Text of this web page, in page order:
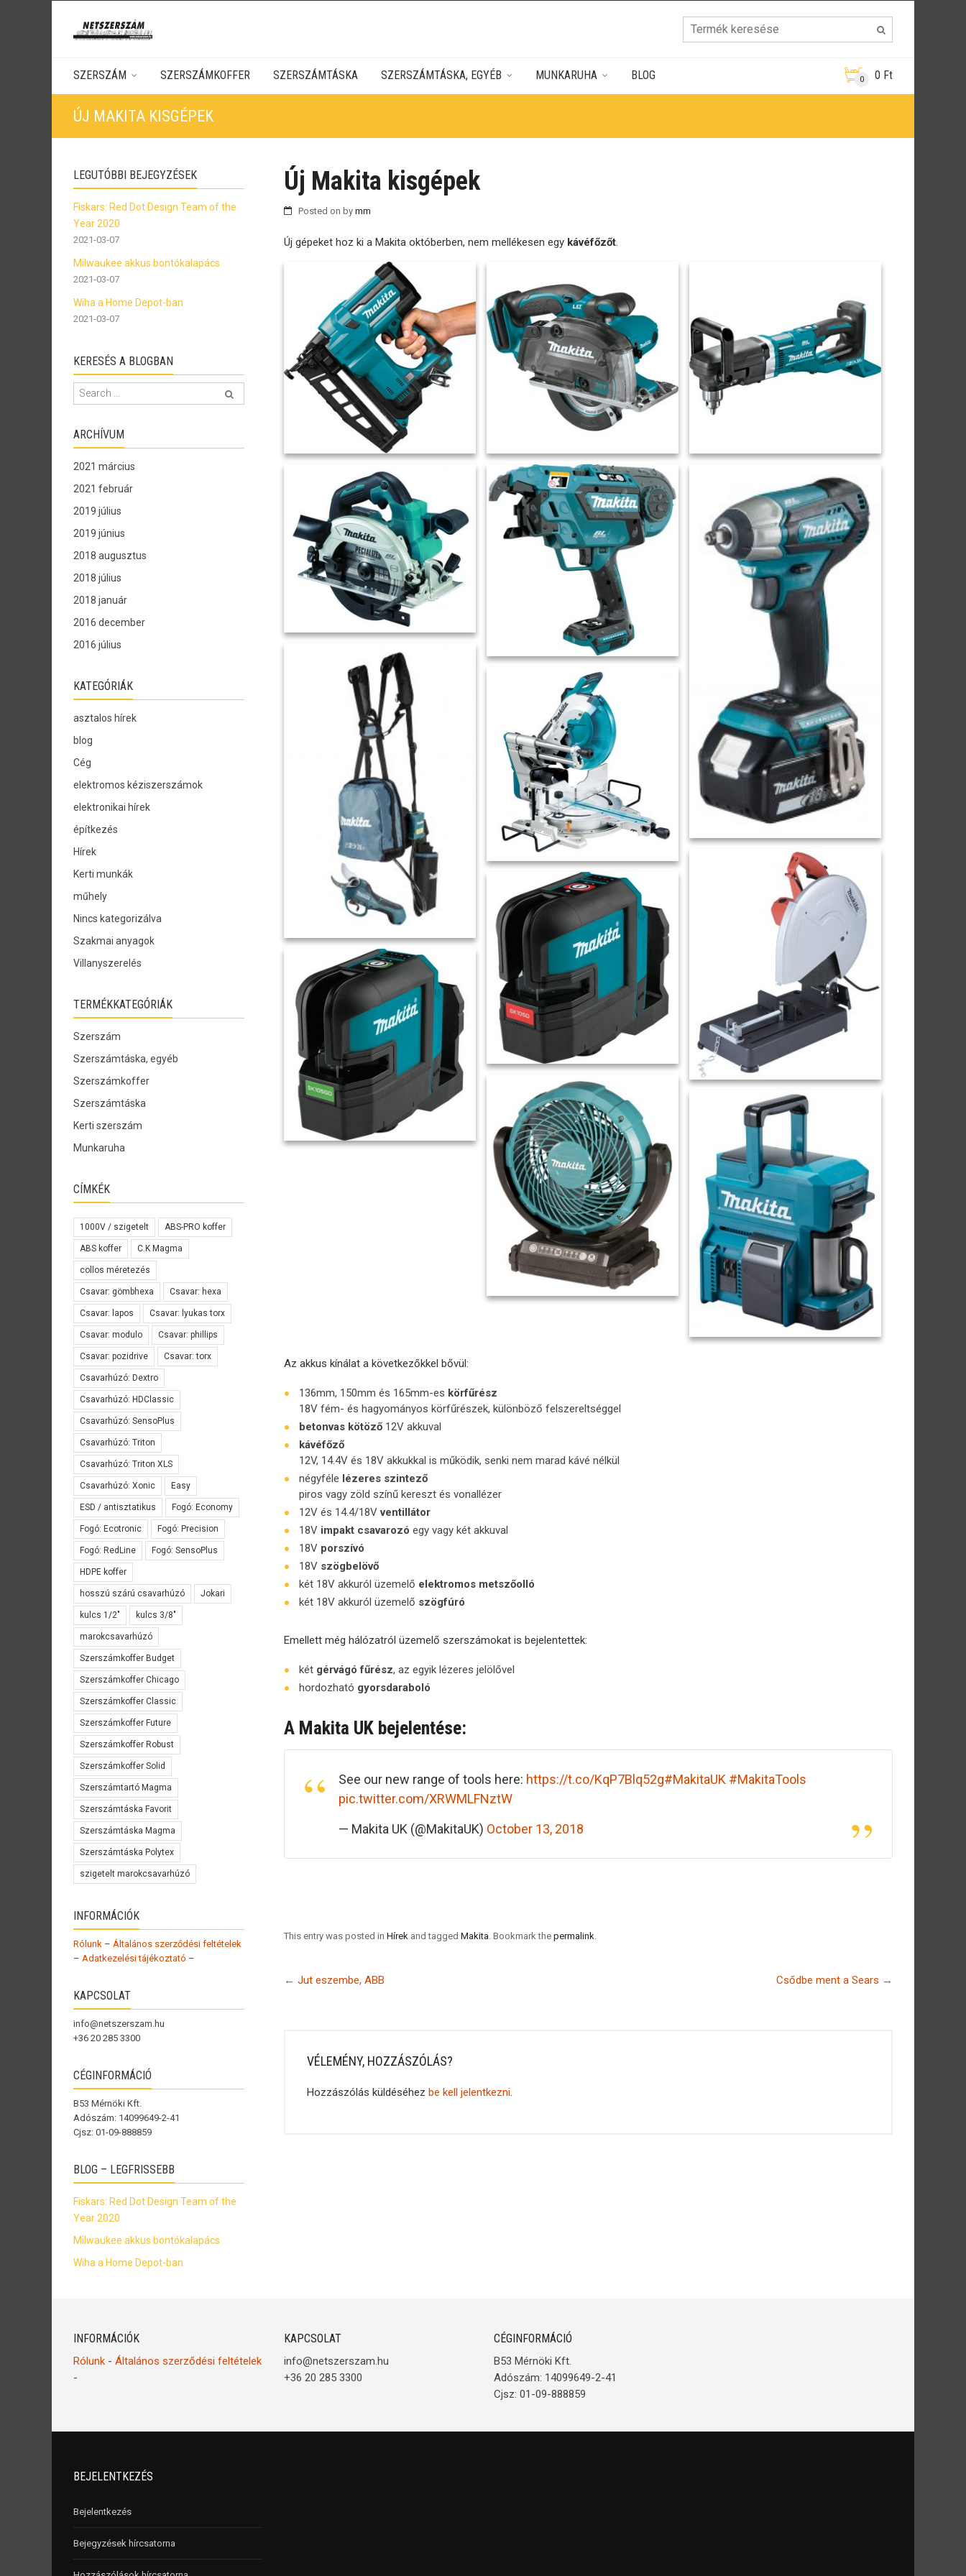
SZERSZÁM SZERSZÁMKOFFER SZERSZÁMTÁSKA SZERSZÁMTÁSKA, EGYÉB MUNKARUHA BLOG 0 0 Ft
ÚJ MAKITA KISGÉPEK
Új Makita kisgépek
Posted on by mm
Új gépeket hoz ki a Makita októberben, nem mellékesen egy kávéfőzőt.
Az akkus kínálat a következőkkel bővül:
136mm, 150mm és 165mm-es körfűrész
18V fém- és hagyományos körfűrészek, különböző felszereltséggel
betonvas kötöző12V akkuval
kávéfőző
12V, 14.4V és 18V akkukkal is működik, senki nem marad kávé nélkül
négyféle lézeres szintező
piros vagy zöld színű kereszt és vonallézer
12V és 14.4/18Vventillátor
18V impakt csavarozó egy vagy két akkuval
18V porszívó
18V szögbelövő
két 18V akkuról üzemelő elektromos metszőolló
két 18V akkuról üzemelő szögfúró
Emellett még hálózatról üzemelő szerszámokat is bejelentettek:
két gérvágó fűrész, az egyik lézeres jelölővel
hordozható gyorsdaraboló
A Makita UK bejelentése:
See our new range of tools here: https://t.co/KqP7Blq52g#MakitaUK #MakitaTools
pic.twitter.com/XRWMLFNztW
— Makita UK (@MakitaUK) October 13, 2018
This entry was posted in Hírek and tagged Makita . Bookmark the permalink
← Jut eszembe, ABB Csődbe ment a Sears →
VÉLEMÉNY, HOZZÁSZÓLÁS?
Hozzászólás küldéséhez be kell jelentkezni.
LEGUTÓBBI BEJEGYZÉSEK
Fiskars: Red Dot Design Team of the
Year 2020
2021-03-07
Milwaukee akkus bontókalapács
2021-03-07
Wiha a Home Depot-ban
2021-03-07
KERESÉS A BLOGBAN
ARCHÍVUM
2021 március
2021 február
2019 július
2019 június
2018 augusztus
2018 július
2018 január
2016 december
2016 július
KATEGÓRIÁK
asztalos hírek
blog
Cég
elektromos kéziszerszámok
elektronikai hírek
építkezés
Hírek
Kerti munkák
műhely
Nincs kategorizálva
Szakmai anyagok
Villanyszerelés
TERMÉKKATEGÓRIÁK
Szerszám
Szerszámtáska, egyéb
Szerszámkoffer
Szerszámtáska
Kerti szerszám
Munkaruha
CÍMKÉK
1000V / szigetelt ABS-PRO koffer
ABS koffer C.K Magma
collos méretezés
Csavar: gömbhexa Csavar: hexa
Csavar: lapos Csavar: lyukas torx
Csavar: modulo Csavar: phillips
Csavar: pozidrive Csavar: torx
Csavarhúzó: Dextro
Csavarhúzó: HDClassic
Csavarhúzó: SensoPlus
Csavarhúzó: Triton
Csavarhúzó: Triton XLS
Csavarhúzó: Xonic Easy
ESD / antisztatikus Fogó: Economy
Fogó: Ecotronic Fogó: Precision
Fogó: RedLine Fogó: SensoPlus
HDPE koffer
hosszú szárú csavarhúzó Jokari
kulcs 1/2" kulcs 3/8"
marokcsavarhúzó
Szerszámkoffer Budget
Szerszámkoffer Chicago
Szerszámkoffer Classic
Szerszámkoffer Future
Szerszámkoffer Robust
Szerszámkoffer Solid
Szerszámtartó Magma
Szerszámtáska Favorit
Szerszámtáska Magma
Szerszámtáska Polytex
szigetelt marokcsavarhúzó
INFORMÁCIÓK
Rólunk – Általános szerződési feltételek
– Adatkezelési tájékoztató –
KAPCSOLAT
info@netszerszam.hu
+36 20 285 3300
CÉGINFORMÁCIÓ
B53 Mérnöki Kft.
Adószám: 14099649-2-41
Cjsz: 01-09-888859
BLOG – LEGFRISSEBB
Fiskars: Red Dot Design Team of the
Year 2020
Milwaukee akkus bontókalapács
Wiha a Home Depot-ban
INFORMÁCIÓK
Rólunk - Általános szerződési feltételek
-
KAPCSOLAT
info@netszerszam.hu
+36 20 285 3300
CÉGINFORMÁCIÓ
B53 Mérnöki Kft.
Adószám: 14099649-2-41
Cjsz: 01-09-888859
BEJELENTKEZÉS
Bejelentkezés
Bejegyzések hírcsatorna